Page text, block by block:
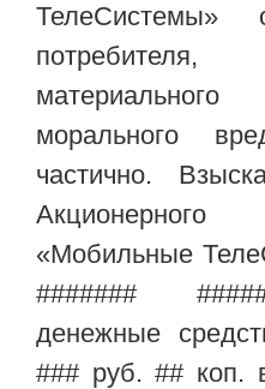
морального
частично.
«Мобильные
#######
денежные
### руб. ## коп.